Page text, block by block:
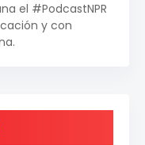
el #PodcastNPR
y con